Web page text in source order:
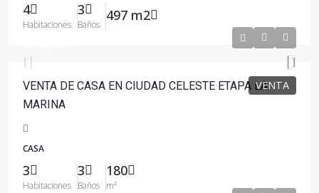
4
Habitaciones
3
Baños
497 m2
VENTA
VENTA DE CASA EN CIUDAD CELESTE ETAPA LA
MARINA
CASA
3
Habitaciones
3
Baños
180
m²